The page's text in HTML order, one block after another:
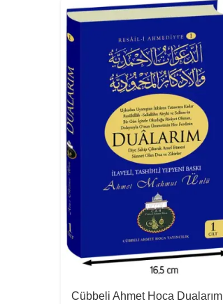
Cübbeli Ahmet Hoca Dualarım